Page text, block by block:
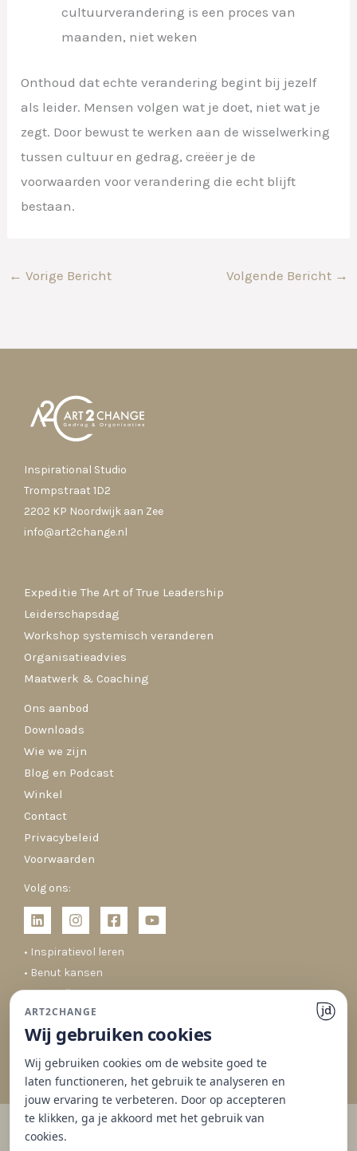
cultuurverandering is een proces van
maanden, niet weken
Onthoud dat echte verandering begint bij jezelf
als leider. Mensen volgen wat je doet, niet wat je
zegt. Door bewust te werken aan de wisselwerking
tussen cultuur en gedrag, creëer je de
voorwaarden voor verandering die echt blijft
bestaan.
← Vorige Bericht Volgende Bericht →
Inspirational Studio
Trompstraat 1D2
2202 KP Noordwijk aan Zee
info@art2change.nl
Expeditie The Art of True Leadership
Leiderschapsdag
Workshop systemisch veranderen
Organisatieadvies
Maatwerk & Coaching
Ons aanbod
Downloads
Wie we zijn
Blog en Podcast
Winkel
Contact
Privacybeleid
Voorwaarden
Volg ons:
• Inspiratievol leren
• Benut kansen
• Co-creëren
• Duurzaam veranderen
© 2026 Art2Change | Gedrag & Organisaties
ART2CHANGE
Wij gebruiken cookies
Wij gebruiken cookies om de website goed te
laten functioneren, het gebruik te analyseren en
jouw ervaring te verbeteren. Door op accepteren
te klikken, ga je akkoord met het gebruik van
cookies.